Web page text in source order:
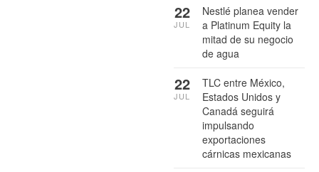
Nestlé planea vender
a Platinum Equity la
mitad de su negocio
de agua
22
JUL
TLC entre México,
Estados Unidos y
Canadá seguirá
impulsando
exportaciones
cárnicas mexicanas
22
JUL